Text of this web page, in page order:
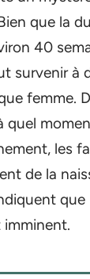
que la
40
survenir à
femme.
quel
les
de la
que
imminent.